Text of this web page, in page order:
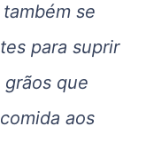
se
para suprir
que
aos